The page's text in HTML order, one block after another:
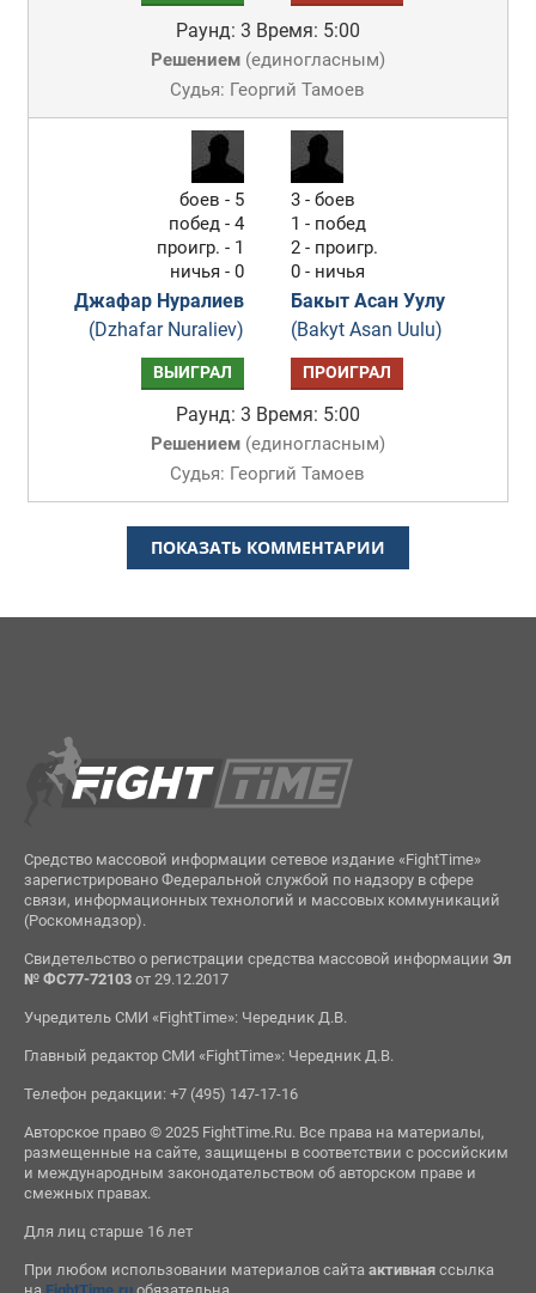
Раунд: 3 Время: 5:00
Решением(единогласным)
Судья: Георгий Тамоев
боев - 5
побед - 4
проигр. - 1
ничья - 0
Джафар Нуралиев
(Dzhafar Nuraliev)
3 - боев
1 - побед
2 - проигр.
0 - ничья
Бакыт Асан Уулу
(Bakyt Asan Uulu)
ВЫИГРАЛ ПРОИГРАЛ
Раунд: 3 Время: 5:00
Решением(единогласным)
Судья: Георгий Тамоев
ПОКАЗАТЬ КОММЕНТАРИИ
Средство массовой информации сетевое издание «FightTime»
зарегистрировано Федеральной службой по надзору в сфере
связи, информационных технологий и массовых коммуникаций
(Роскомнадзор).
Свидетельство о регистрации средства массовой информации Эл
№ ФС77-72103от 29.12.2017
Учредитель СМИ «FightTime»: Чередник Д.В.
Главный редактор СМИ «FightTime»: Чередник Д.В.
Телефон редакции: +7 (495) 147-17-16
Авторское право © 2025 FightTime.Ru. Все права на материалы,
размещенные на сайте, защищены в соответствии с российским
и международным законодательством об авторском праве и
смежных правах.
Для лиц старше 16 лет
При любом использовании материалов сайта активнаяссылка